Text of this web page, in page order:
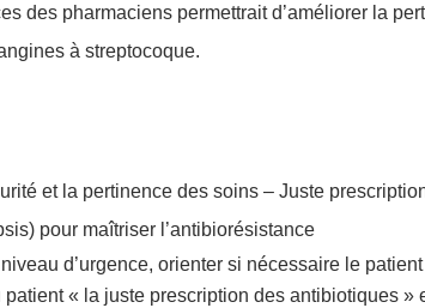
des pharmaciens permettrait d’améliorer la
à streptocoque.
et la pertinence des soins –Juste
pour maîtriser l’antibiorésistance
d’urgence, orienter si nécessaire le
« la juste prescription des antibiotiques »